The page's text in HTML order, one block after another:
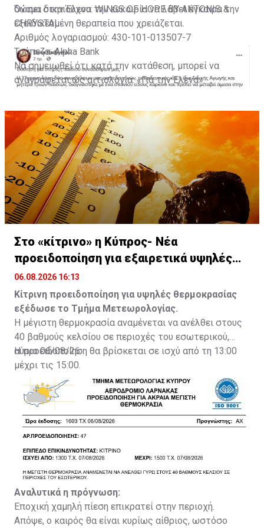
δώσει στην Έλενα την ευκαιρία να λάβει έγκαιρα την
εξειδικευμένη θεραπεία που χρειάζεται.
Όνομα δικαιούχου: WINGS OF HOPE BY ANTONIS &
CHRYSTAL
Αριθμός λογαριασμού: 430-101-013507-7
Τράπεζα: Alpha Bank
Να σημειωθεί ότι κατά την κατάθεση, μπορεί να
αναγράφεται ως αιτιολογία: «Για την Έλενα».
Στο «κίτρινο» η Κύπρος- Νέα
προειδοποίηση για εξαιρετικά υψηλές
θερμοκρασίες
06.08.2026 16:13
Κίτρινη προειδοποίηση για υψηλές θερμοκρασίας
εξέδωσε το Τμήμα Μετεωρολογίας.
Η μέγιστη θερμοκρασία αναμένεται να ανέλθει στους
40 βαθμούς κελσίου σε περιοχές του εσωτερικού,
αύριο 06/08/26.
Η προειδοποίηση θα βρίσκεται σε ισχύ από τη 13:00
μέχρι τις 15:00.
Αναλυτικά η πρόγνωση:
Εποχική χαμηλή πίεση επικρατεί στην περιοχή.
Απόψε, ο καιρός θα είναι κυρίως αίθριος, ωστόσο